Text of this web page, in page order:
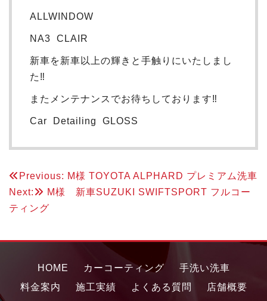
ALLWINDOW
NA3 CLAIR
新車を新車以上の輝きと手触りにいたしまし
た‼︎
またメンテナンスでお待ちしております‼︎
Car Detailing GLOSS
投
稿
ビ
ー
Previous: M様 TOYOTA ALPHARD プレミアム洗車
Next:
M様 新車SUZUKI SWIFTSPORT フルコー
ティング
HOME カーコーティング
手洗い洗車
料金案内
施工実績 よくある質問 店舗概要